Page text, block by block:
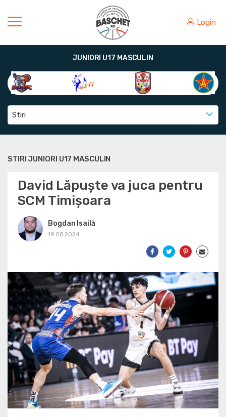
Login
JUNIORI U17 MASCULIN
Stiri
STIRI JUNIORI U17 MASCULIN
David Lăpuște va juca pentru
SCM Timișoara
Bogdan Isailă
19.08.2024